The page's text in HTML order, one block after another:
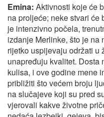
Emina: Aktivnosti koje će
na proljeće; neke stvari
je intenzivno počela,
izdanje Merlinke, što je na
rijetko uspijevaju održati u
unapređuju kvalitet. Dosta
kulisa, i ove godine mene
približiti što većem broju
na slučajeve koji su pred
vjerovali kakve životne